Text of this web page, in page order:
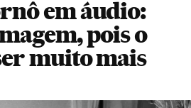
em áudio:
pois o
muito mais